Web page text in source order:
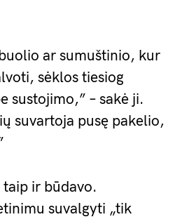
ar sumuštinio, kur
sėklos tiesiog
sustojimo,” – sakė ji.
suvartoja pusę pakelio,
ir būdavo.
suvalgyti „tik